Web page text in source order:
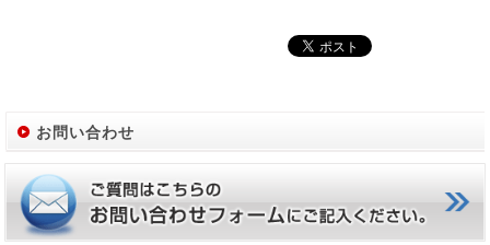
お問い合わせ